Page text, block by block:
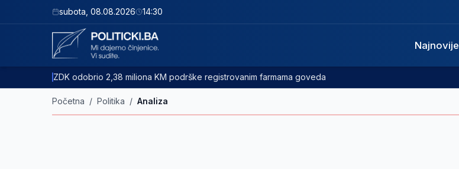
subota 08.08.2026 14:30
Najnovije
ZDK odobrio 2,38 miliona KM podrške registrovanim farmama goveda
Početna / Politika / Analiza